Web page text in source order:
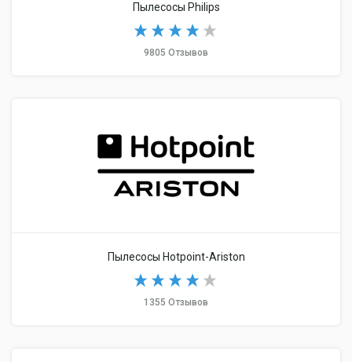
Пылесосы Philips
9805 Отзывов
Пылесосы Hotpoint-Ariston
1355 Отзывов